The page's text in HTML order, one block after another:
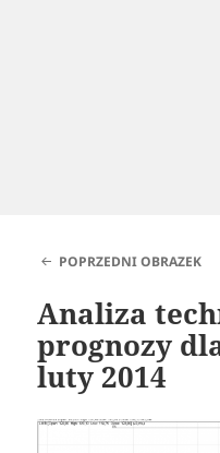
POPRZEDNI OBRAZEK
Analiza
prognozy
luty 2014